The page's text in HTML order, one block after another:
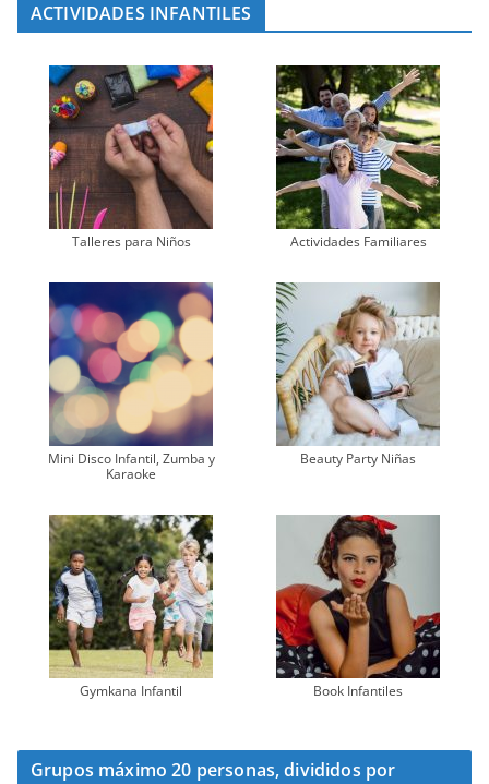
ACTIVIDADES INFANTILES
Talleres para Niños Actividades Familiares
Mini Disco Infantil, Zumba y
Karaoke
Beauty Party Niñas
Gymkana Infantil Book Infantiles
Grupos máximo 20 personas, divididos por